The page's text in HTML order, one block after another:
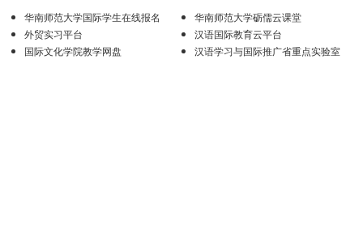
华南师范大学国际学生在线报名
华南师范大学砺儒云课堂
外贸实习平台
汉语国际教育云平台
国际文化学院教学网盘
汉语学习与国际推广省重点实验室